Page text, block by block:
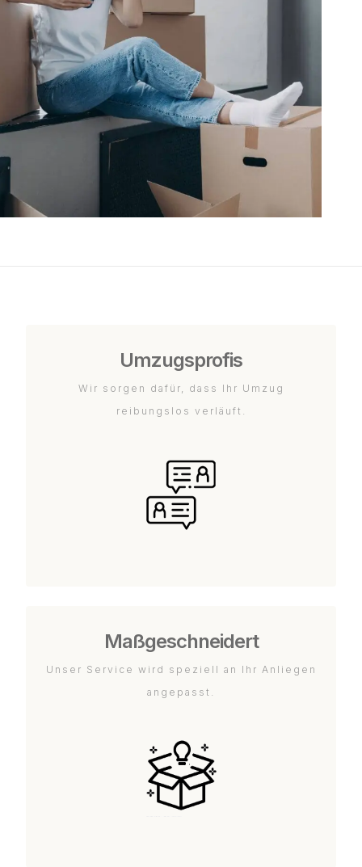
Umzugsprofis
Wir sorgen dafür, dass Ihr Umzug
reibungslos verläuft.
Maßgeschneidert
Unser Service wird speziell an Ihr Anliegen
angepasst.